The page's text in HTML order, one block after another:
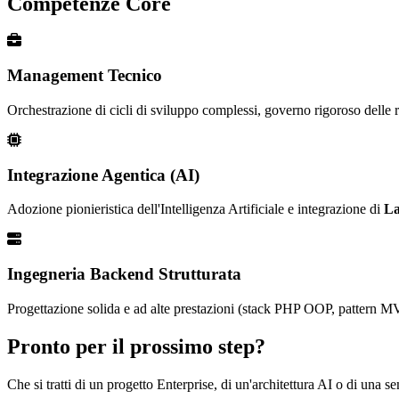
Management Tecnico
Orchestrazione di cicli di sviluppo complessi, governo rigoroso
Integrazione Agentica (AI)
Adozione pionieristica dell'Intelligenza Artificiale e integrazione di
Ingegneria Backend Strutturata
Progettazione solida e ad alte prestazioni (stack PHP OOP, pattern
Pronto per il prossimo step?
Che si tratti di un progetto Enterprise, di un'architettura AI o di una